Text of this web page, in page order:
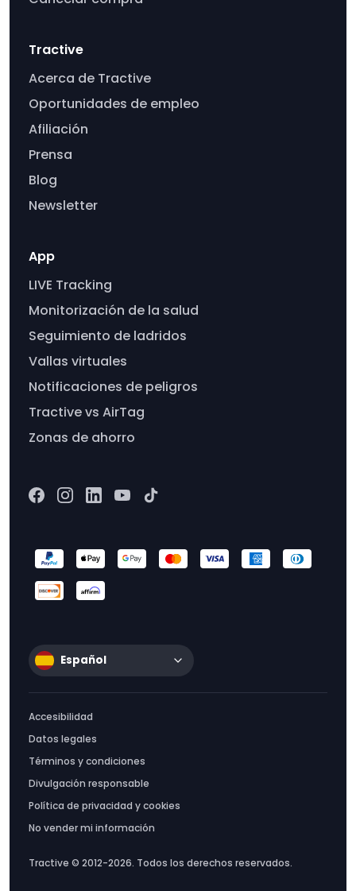
Tractive
Acerca de Tractive
Oportunidades de empleo
Afiliación
Prensa
Blog
Newsletter
App
LIVE Tracking
Monitorización de la salud
Seguimiento de ladridos
Vallas virtuales
Notificaciones de peligros
Tractive vs AirTag
Zonas de ahorro
Español
Accesibilidad
Datos legales
Términos y condiciones
Divulgación responsable
Política de privacidad y cookies
No vender mi información
Tractive © 2012-2026. Todos los derechos reservados.